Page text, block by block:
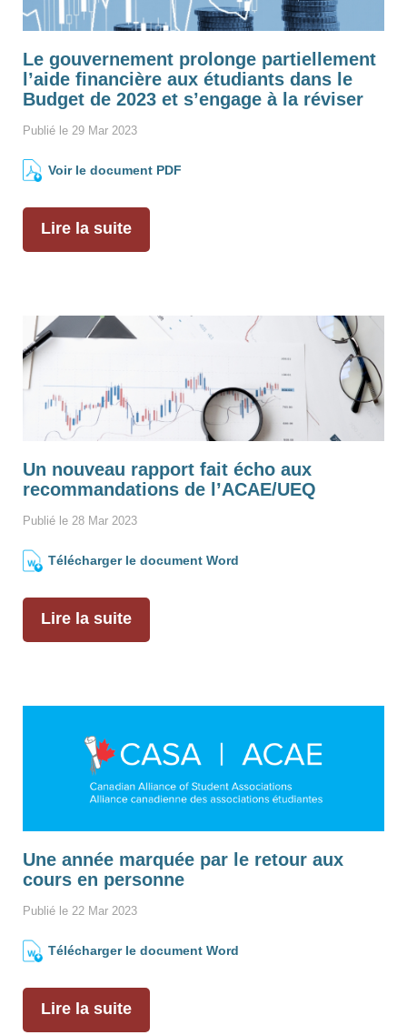
Le gouvernement prolonge partiellement
l’aide financière aux étudiants dans le
Budget de 2023 et s’engage à la réviser
Publié le 29 Mar 2023
Voir le document PDF
Lire la suite
Un nouveau rapport fait écho aux
recommandations de l’ACAE/UEQ
Publié le 28 Mar 2023
Télécharger le document Word
Lire la suite
Une année marquée par le retour aux
cours en personne
Publié le 22 Mar 2023
Télécharger le document Word
Lire la suite